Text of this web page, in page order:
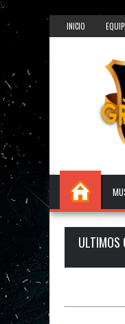
});
INICIO
ULTIMOS
17.0 - A PLAYLIST DOS
Ta Gostosa 5.0 -